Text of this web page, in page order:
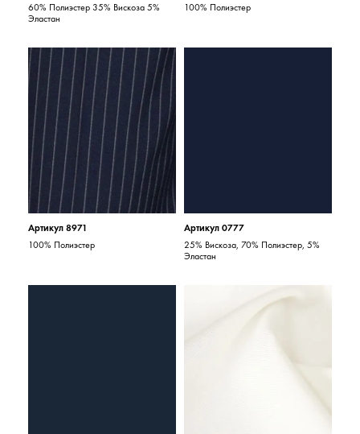
60% Полиэстер 35% Вискоза 5%
Эластан
100% Полиэстер
Артикул 8971
100% Полиэстер
Артикул 0777
25% Вискоза, 70% Полиэстер, 5%
Эластан